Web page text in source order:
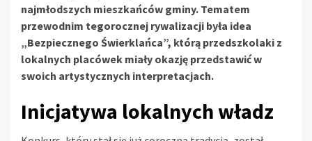
najmłodszych mieszkańców gminy. Tematem
przewodnim tegorocznej rywalizacji była idea
„Bezpiecznego Świerklańca”, którą przedszkolaki z
lokalnych placówek miały okazję przedstawić w
swoich artystycznych interpretacjach.
Inicjatywa lokalnych władz